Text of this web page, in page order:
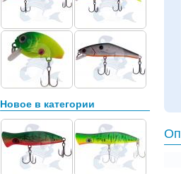
Новое в категории